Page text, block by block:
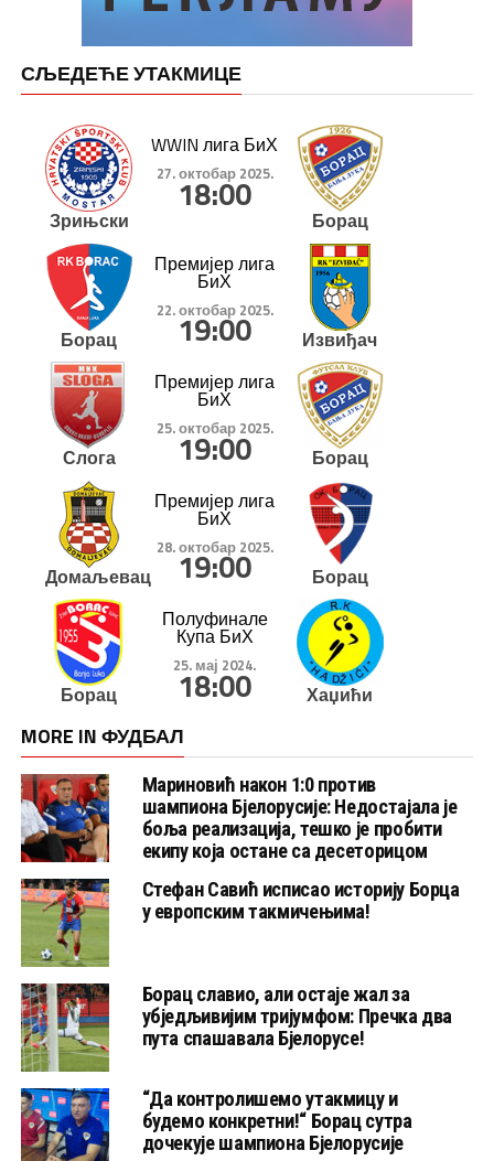
СЉЕДЕЋЕ УТАКМИЦЕ
Зрињски
WWIN лига БиХ
27. октобар 2025.
18:00
Борац
Борац
Премијер лига
БиХ
22. октобар 2025.
19:00 Извиђач
Слога
Премијер лига
БиХ
25. октобар 2025.
19:00 Борац
Домаљевац
Премијер лига
БиХ
28. октобар 2025.
19:00 Борац
Борац
Полуфинале
Купа БиХ
25. мај 2024.
18:00 Хаџићи
MORE IN ФУДБАЛ
Мариновић након 1:0 против
шампиона Бјелорусије: Недостајала је
боља реализација, тешко је пробити
екипу која остане са десеторицом
Стефан Савић исписао историју Борца
у европским такмичењима!
Борац славио, али остаје жал за
убједљивијим тријумфом: Пречка два
пута спашавала Бјелорусе!
“Да контролишемо утакмицу и
будемо конкретни!“ Борац сутра
дочекује шампиона Бјелорусије